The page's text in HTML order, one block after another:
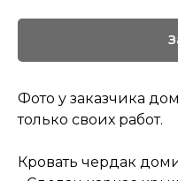
Фото у заказчика
только своих работ.
Кровать чердак